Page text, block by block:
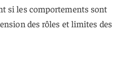
si les comportements sont
des rôles et limites des